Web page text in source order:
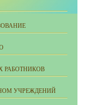
РАБОТНИКОВ
УЧРЕЖДЕНИЙ